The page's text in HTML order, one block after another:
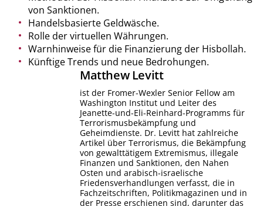
von Sanktionen.
Handelsbasierte Geldwäsche.
Rolle der virtuellen Währungen.
Warnhinweise für die Finanzierung der Hisbollah.
Künftige Trends und neue Bedrohungen.
Matthew Levitt
ist der Fromer-Wexler Senior Fellow am
Washington Institut und Leiter des
Jeanette-und-Eli-Reinhard-Programms für
Terrorismusbekämpfung und
Geheimdienste. Dr. Levitt hat zahlreiche
Artikel über Terrorismus, die Bekämpfung
von gewalttätigem Extremismus, illegale
Finanzen und Sanktionen, den Nahen
Osten und arabisch-israelische
Friedensverhandlungen verfasst, die in
Fachzeitschriften, Politikmagazinen und in
der Presse erschienen sind, darunter das